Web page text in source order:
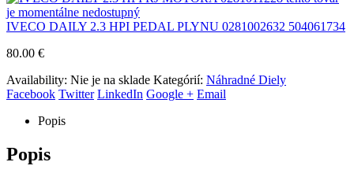
IVECO DAILY 2.3 HPI PEDAL PLYNU 0281002632 504061734
80.00 €
Availability: Nie je na sklade Kategórií: Náhradné Diely
Facebook Twitter LinkedIn Google + Email
Popis
Popis